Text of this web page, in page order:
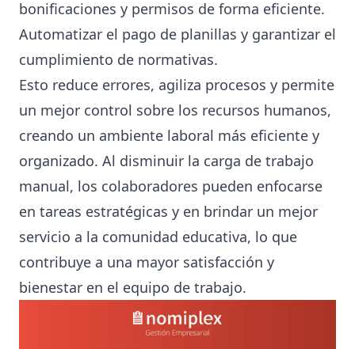
bonificaciones y permisos de forma eficiente.
Automatizar el pago de planillas y garantizar el
cumplimiento de normativas.
Esto reduce errores, agiliza procesos y permite
un mejor control sobre los recursos humanos,
creando un ambiente laboral más eficiente y
organizado. Al disminuir la carga de trabajo
manual, los colaboradores pueden enfocarse
en tareas estratégicas y en brindar un mejor
servicio a la comunidad educativa, lo que
contribuye a una mayor satisfacción y
bienestar en el equipo de trabajo.